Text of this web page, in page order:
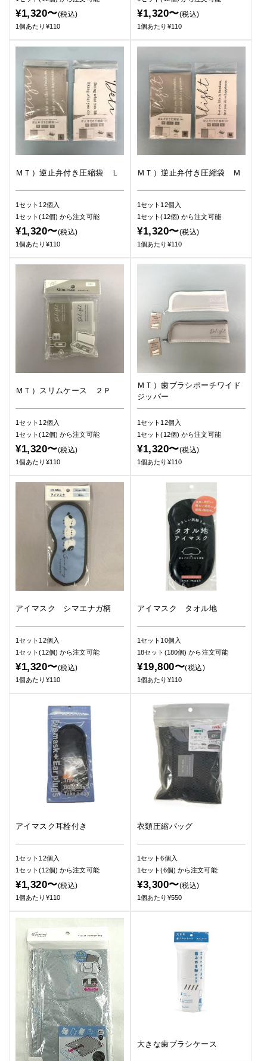
¥1,320〜(税込)
1個あたり¥110
¥1,320〜(税込)
1個あたり¥110
ＭＴ）逆止弁付き圧縮袋 Ｌ
1セット12個入
1セット(12個)から注文可能
¥1,320〜(税込)
1個あたり¥110
ＭＴ）逆止弁付き圧縮袋 Ｍ
1セット12個入
1セット(12個)から注文可能
¥1,320〜(税込)
1個あたり¥110
ＭＴ）スリムケース ２Ｐ
1セット12個入
1セット(12個)から注文可能
¥1,320〜(税込)
1個あたり¥110
ＭＴ）歯ブラシポーチワイド
ジッパー
1セット12個入
1セット(12個)から注文可能
¥1,320〜(税込)
1個あたり¥110
アイマスク シマエナガ柄
1セット12個入
1セット(12個)から注文可能
¥1,320〜(税込)
1個あたり¥110
アイマスク タオル地
1セット10個入
18セット(180個)から注文可能
¥19,800〜(税込)
1個あたり¥110
アイマスク耳栓付き
1セット12個入
1セット(12個)から注文可能
¥1,320〜(税込)
1個あたり¥110
衣類圧縮バッグ
1セット6個入
1セット(6個) から注文可能
¥3,300〜(税込)
1個あたり¥550
大きな歯ブラシケース